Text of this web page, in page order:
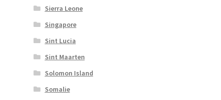
Sierra Leone
Singapore
Sint Lucia
Sint Maarten
Solomon Island
Somalie